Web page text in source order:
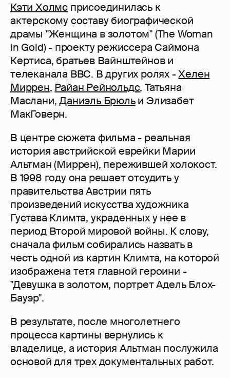
Кэти Холмс присоединилась к
актерскому составу биографической
драмы "Женщина в золотом" (The Woman
in Gold) - проекту режиссера Саймона
Кертиса, братьев Вайнштейнов и
телеканала BBC. В других ролях -Хелен
Миррен, Райан Рейнольдс, Татьяна
Маслани,Даниэль Брюльи Элизабет
МакГоверн.
В центре сюжета фильма - реальная
история австрийской еврейки Марии
Альтман (Миррен), пережившей холокост.
В 1998 году она решает отсудить у
правительства Австрии пять
произведений искусства художника
Густава Климта, украденных у нее в
период Второй мировой войны. К слову,
сначала фильм собирались назвать в
честь одной из картин Климта, на которой
изображена тетя главной героини -
"Девушка в золотом, портрет Адель Блох-
Бауэр".
В результате, после многолетнего
процесса картины вернулись к
владелице, а история Альтман послужила
основой для трех документальных работ.